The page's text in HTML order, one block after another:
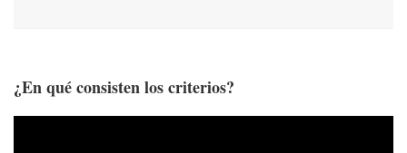
¿En qué consisten los criterios?